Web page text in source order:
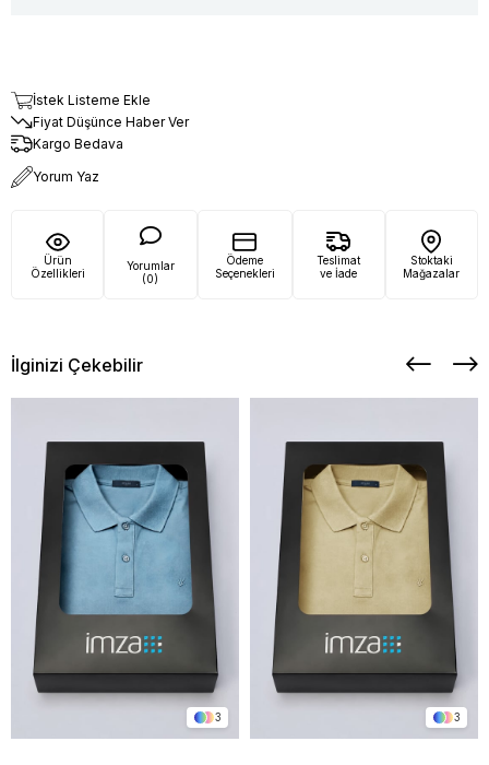
İstek Listeme Ekle
Fiyat Düşünce Haber Ver
Kargo Bedava
Yorum Yaz
Ürün
Özellikleri
Yorumlar
(0)
Ödeme
Seçenekleri
Teslimat
ve İade
Stoktaki
Mağazalar
İlginizi Çekebilir
3 3